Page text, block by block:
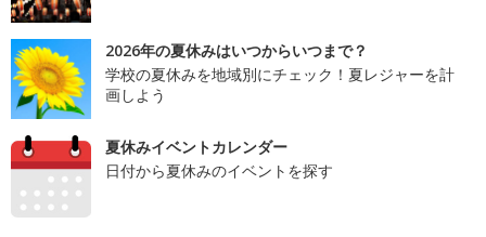
2026年の夏休みはいつからいつまで？
学校の夏休みを地域別にチェック！夏レジャーを計
画しよう
夏休みイベントカレンダー
日付から夏休みのイベントを探す